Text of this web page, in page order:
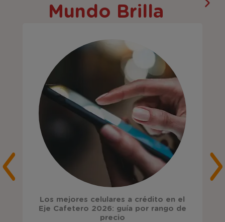
Mundo Brilla
Los mejores celulares a crédito en el
Eje Cafetero 2026: guía por rango de
precio